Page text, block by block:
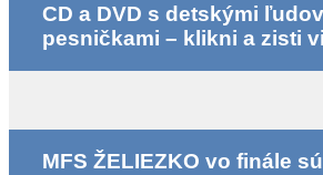
CD a DVD s detskými
pesničkami – klikni a zisti
MFS ŽELIEZKO vo finále